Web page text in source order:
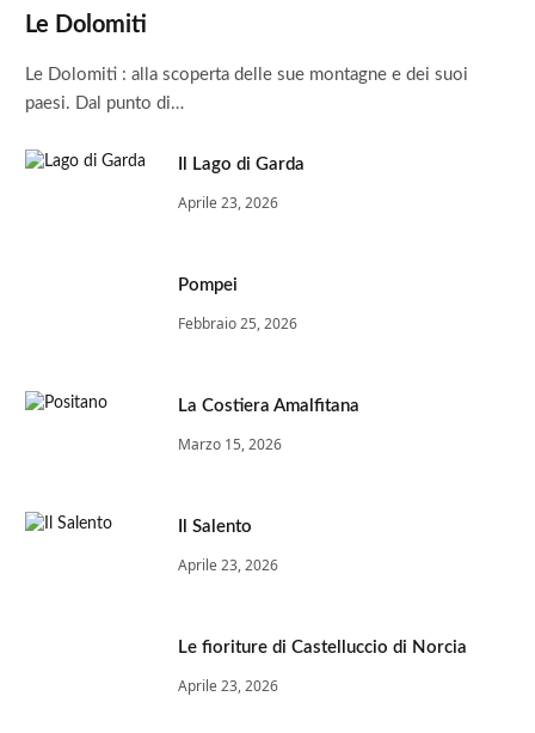
Le Dolomiti
Le Dolomiti : alla scoperta delle sue montagne e dei suoi
paesi. Dal punto di…
Il Lago di Garda
Aprile 23, 2026
Pompei
Febbraio 25, 2026
La Costiera Amalfitana
Marzo 15, 2026
Il Salento
Aprile 23, 2026
Le fioriture di Castelluccio di Norcia
Aprile 23, 2026